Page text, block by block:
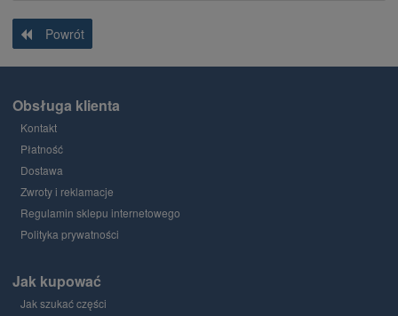
Powrót
Obsługa klienta
Kontakt
Płatność
Dostawa
Zwroty i reklamacje
Regulamin sklepu internetowego
Polityka prywatności
Jak kupować
Jak szukać części